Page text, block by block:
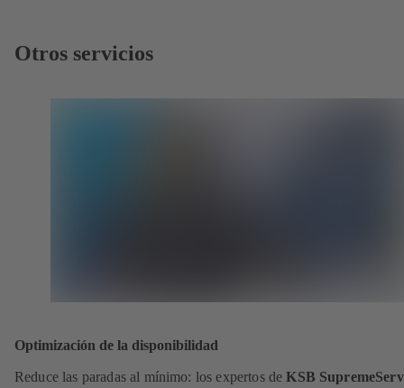
Otros servicios
Optimización de la disponibilidad
Reduce las paradas al mínimo: los expertos deKSB SupremeServ